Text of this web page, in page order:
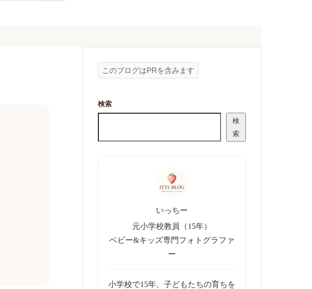
このブログはPRを含みます
検索
検
索
いっちー
元小学校教員（15年）
ベビー&キッズ専門フォトグラファ
ー
小学校で15年、子どもたちの育ちを